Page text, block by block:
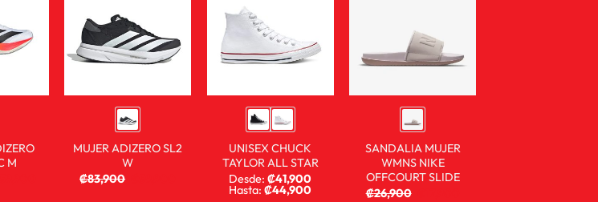
M
MUJER ADIZERO SL2
W
₡83,900
UNISEX CHUCK
TAYLOR ALL STAR
Desde:₡41,900
Hasta:₡44,900
SANDALIA MUJER
WMNS NIKE
OFFCOURT SLIDE
₡26,900